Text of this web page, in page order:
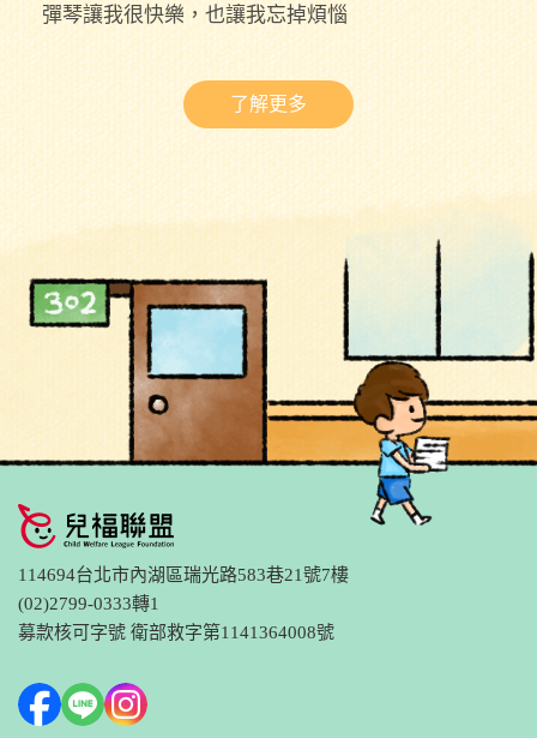
彈琴讓我很快樂，也讓我忘掉煩惱
了解更多
114694台北市內湖區瑞光路583巷21號7樓
(02)2799-0333轉1
募款核可字號 衛部救字第1141364008號